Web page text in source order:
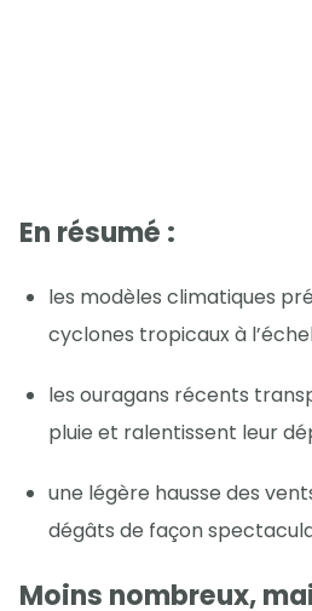
En résumé :
les modèles climatiques
cyclones tropicaux à
les ouragans récents
pluie et ralentissent leur
une légère hausse des
dégâts de façon
Moins nombreux,